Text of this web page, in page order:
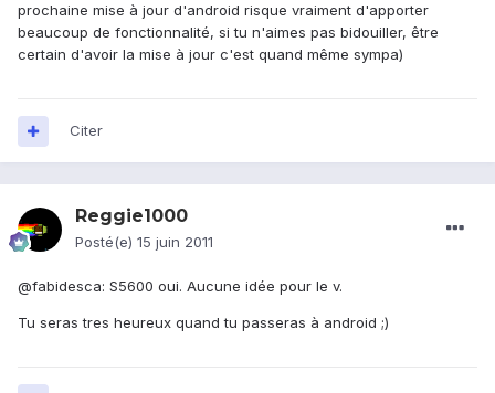
prochaine mise à jour d'android risque vraiment d'apporter
beaucoup de fonctionnalité, si tu n'aimes pas bidouiller, être
certain d'avoir la mise à jour c'est quand même sympa)
Citer
Reggie1000
Posté(e) 15 juin 2011
@fabidesca: S5600 oui. Aucune idée pour le v.
Tu seras tres heureux quand tu passeras à android ;)